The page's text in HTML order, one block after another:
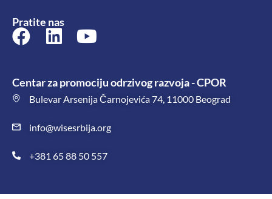
Pratite nas
Centar za promociju odrzivog razvoja - CPOR
Bulevar Arsenija Čarnojevića 74, 11000 Beograd
info@wisesrbija.org
+381 65 88 50 557